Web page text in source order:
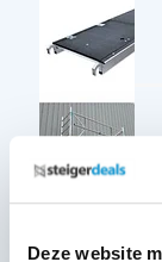
Deze website